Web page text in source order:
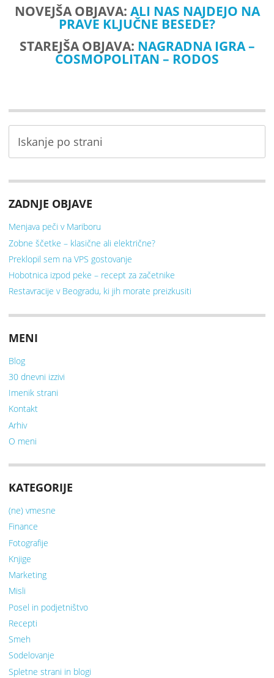
NOVEJŠA OBJAVA: ALI NAS NAJDEJO NA
PRAVE KLJUČNE BESEDE?
STAREJŠA OBJAVA: NAGRADNA IGRA –
COSMOPOLITAN – RODOS
ZADNJE OBJAVE
Menjava peči v Mariboru
Zobne ščetke – klasične ali električne?
Preklopil sem na VPS gostovanje
Hobotnica izpod peke – recept za začetnike
Restavracije v Beogradu, ki jih morate preizkusiti
MENI
Blog
30 dnevni izzivi
Imenik strani
Kontakt
Arhiv
O meni
KATEGORIJE
(ne) vmesne
Finance
Fotografije
Knjige
Marketing
Misli
Posel in podjetništvo
Recepti
Smeh
Sodelovanje
Spletne strani in blogi